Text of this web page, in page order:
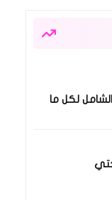
لكل ما